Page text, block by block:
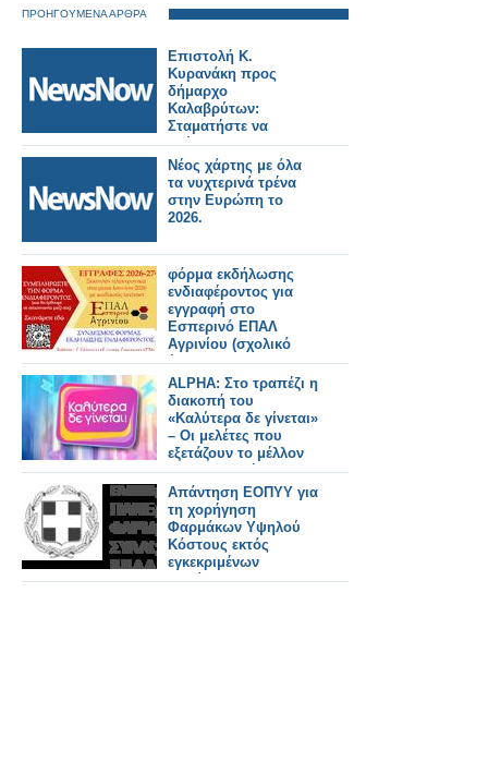
ΠΡΟΗΓΟΥΜΕΝΑ ΑΡΘΡΑ
Επιστολή Κ.
Κυρανάκη προς
δήμαρχο
Καλαβρύτων:
Σταματήστε να
κρύβεστε και
υπογράψτε για να
ανοίξει ξανά ο
Οδοντωτός.
Νέος χάρτης με όλα
τα νυχτερινά τρένα
στην Ευρώπη το
2026.
φόρμα εκδήλωσης
ενδιαφέροντος για
εγγραφή στο
Εσπερινό ΕΠΑΛ
Αγρινίου (σχολικό
έτος 2026–2027).
ALPHA: Στο τραπέζι η
διακοπή του
«Καλύτερα δε γίνεται»
– Οι μελέτες που
εξετάζουν το μέλλον
της εκπομπής
Απάντηση ΕΟΠΥΥ για
τη χορήγηση
Φαρμάκων Υψηλού
Κόστους εκτός
εγκεκριμένων
ενδείξεων